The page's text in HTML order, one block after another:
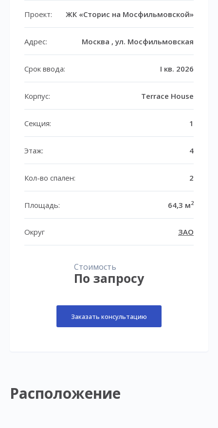
Проект: ЖК «Сторис на Мосфильмовской»
Адрес: Москва , ул. Мосфильмовская
Срок ввода: I кв. 2026
Корпус: Terrace House
Секция: 1
Этаж: 4
Кол-во спален: 2
Площадь: 64,3 м2
Округ ЗАО
Стоимость
По запросу
Заказать консультацию
Расположение